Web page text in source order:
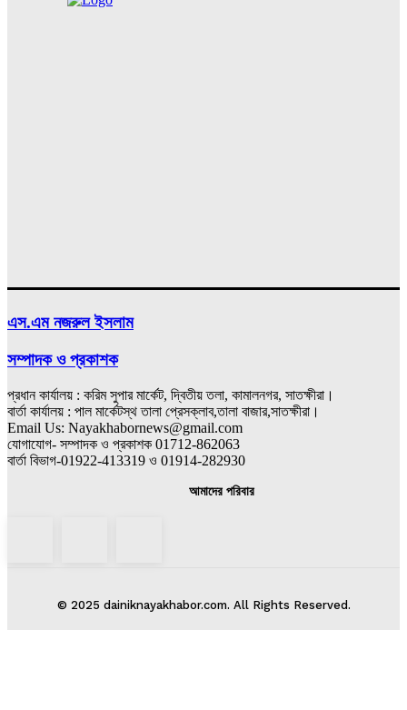
এস.এম নজরুল ইসলাম
সম্পাদক ও প্রকাশক
প্রধান কার্যালয় : করিম সুপার মার্কেট, দ্বিতীয় তলা, কামালনগর, সাতক্ষীরা।
বার্তা কার্যালয় : পাল মার্কেটস্থ তালা প্রেসক্লাব,তালা বাজার,সাতক্ষীরা।
Email Us: Nayakhabornews@gmail.com
যোগাযোগ- সম্পাদক ও প্রকাশক 01712-862063
বার্তা বিভাগ-01922-413319 ও 01914-282930
আমাদের পরিবার
© 2025 dainiknayakhabor.com. All Rights Reserved.